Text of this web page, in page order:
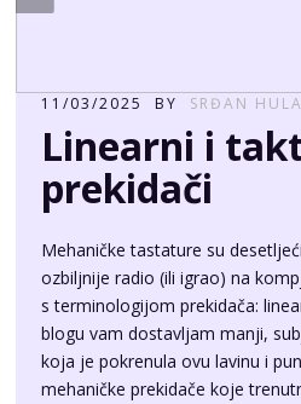
11/03/2025 BY SRĐAN
Linearni i
prekidači
Mehaničke tastature su
ozbiljnije radio (ili igrao) na
s terminologijom prekidača:
blogu vam dostavljam manji,
koja je pokrenula ovu lavinu i
mehaničke prekidače koje